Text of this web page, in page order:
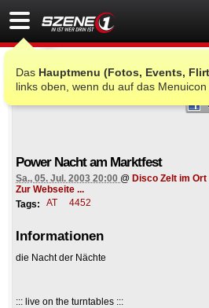
Das Hauptmenu (Fotos, Events,
links oben, wenn du auf das
Power Nacht am Marktfest
Sa., 05. Jul. 2003 20:00 @ Disco Zelt im Ort
Zur Webseite ...
Tags:
AT 4452
Informationen
die Nacht der Nächte
::: live on the turntables :::